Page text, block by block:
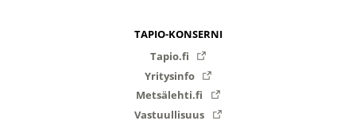
TAPIO-KONSERNI
Tapio.fi
Yritysinfo
Metsälehti.fi
Vastuullisuus